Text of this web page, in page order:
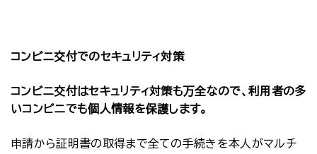
コンビニ交付でのセキュリティ対策
コンビニ交付はセキュリティ対策も万全なので、利用者の多
いコンビニでも個人情報を保護します。
申請から証明書の取得まで全ての手続きを本人がマルチ